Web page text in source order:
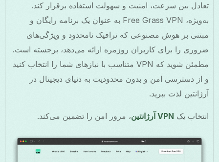
تعادل بین سرعت، امنیت و سهولت استفاده برقرار کند.
به‌ویژه، Free Grass VPN به عنوان یک برنامه رایگان و
مبتنی بر هوش مصنوعی که ترافیک نامحدود و ویژگی‌های
ضروری را برای کاربران روزمره ارائه می‌دهد، برجسته است.
مطمئن شوید که VPN متناسب با نیازهای شما را انتخاب کنید
و از دسترسی امن و بدون محدودیت به دنیای دیجیتال در
آرژانتین لذت ببرید.
انتخاب یک VPN آرژانتین ، مرور امن را تضمین می‌کند.